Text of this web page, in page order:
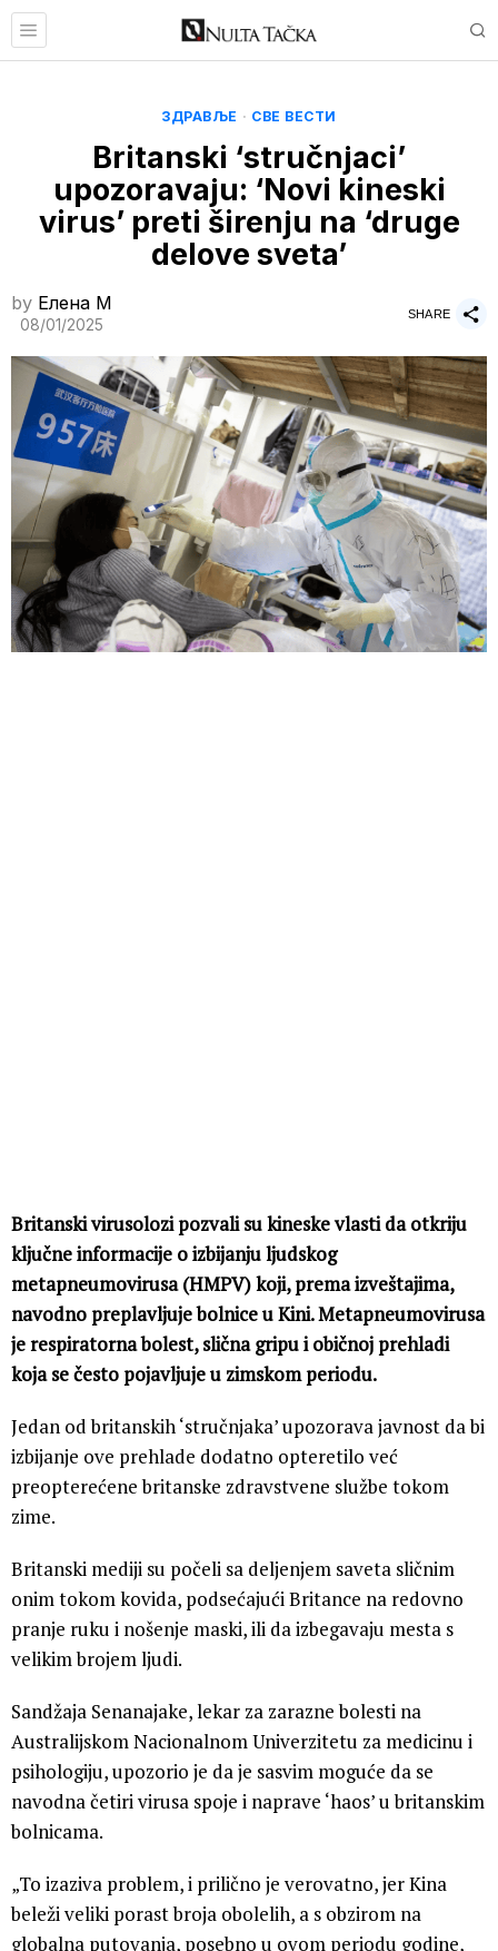
ЗДРАВЉЕ · СВЕ ВЕСТИ
Britanski ‘stručnjaci’
upozoravaju: ‘Novi kineski
virus’ preti širenju na ‘druge
delove sveta’
by Елена M
08/01/2025
SHARE
Britanski virusolozi pozvali su kineske vlasti da otkriju
ključne informacije o izbijanju ljudskog
metapneumovirusa (HMPV) koji, prema izveštajima,
navodno preplavljuje bolnice u Kini. Metapneumovirusa
je respiratorna bolest, slična gripu i običnoj prehladi
koja se često pojavljuje u zimskom periodu.
Jedan od britanskih ‘stručnjaka’ upozorava javnost da bi
izbijanje ove prehlade dodatno opteretilo već
preopterećene britanske zdravstvene službe tokom
zime.
Britanski mediji su počeli sa deljenjem saveta sličnim
onim tokom kovida, podsećajući Britance na redovno
pranje ruku i nošenje maski, ili da izbegavaju mesta s
velikim brojem ljudi.
Sandžaja Senanajake, lekar za zarazne bolesti na
Australijskom Nacionalnom Univerzitetu za medicinu i
psihologiju, upozorio je da je sasvim moguće da se
navodna četiri virusa spoje i naprave ‘haos’ u britanskim
bolnicama.
„To izaziva problem, i prilično je verovatno, jer Kina
beleži veliki porast broja obolelih, a s obzirom na
globalna putovanja, posebno u ovom periodu godine,